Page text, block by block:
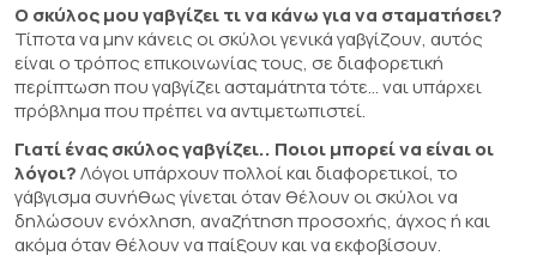
Ο σκύλος μου γαβγίζει τι να κάνω για να σταματήσει?
Τίποτα να μην κάνεις οι σκύλοι γενικά γαβγίζουν, αυτός
είναι ο τρόπος επικοινωνίας τους, σε διαφορετική
περίπτωση που γαβγίζει ασταμάτητα τότε... ναι υπάρχει
πρόβλημα που πρέπει να αντιμετωπιστεί.
Γιατί ένας σκύλος γαβγίζει.. Ποιοι μπορεί να είναι οι
λόγοι?Λόγοι υπάρχουν πολλοί και διαφορετικοί, το
γάβγισμα συνήθως γίνεται όταν θέλουν οι σκύλοι να
δηλώσουν ενόχληση, αναζήτηση προσοχής, άγχος ή και
ακόμα όταν θέλουν να παίξουν και να εκφοβίσουν.